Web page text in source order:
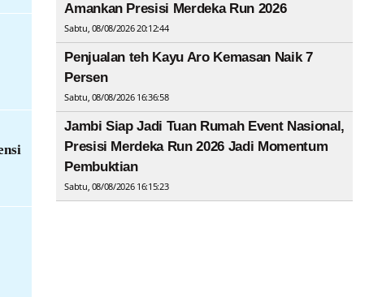
Amankan Presisi Merdeka Run 2026
Sabtu, 08/08/2026 20:12:44
Penjualan teh Kayu Aro Kemasan Naik 7
Persen
Sabtu, 08/08/2026 16:36:58
Jambi Siap Jadi Tuan Rumah Event Nasional,
Presisi Merdeka Run 2026 Jadi Momentum
Pembuktian
Sabtu, 08/08/2026 16:15:23